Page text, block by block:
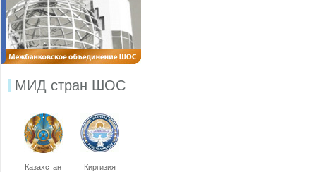
МИД стран ШОС
Казахстан Киргизия